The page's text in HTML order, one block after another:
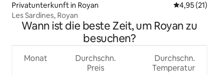
Privatunterkunft in Royan
4,95 (21)
Les Sardines, Royan
Wann ist die beste Zeit, um Royan zu
besuchen?
Monat
Durchschn.
Preis
Durchschn.
Temperatur